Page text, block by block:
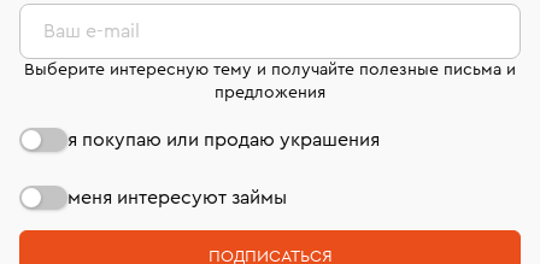
Ваш e-mail
Выберите интересную тему и получайте полезные письма и
предложения
я покупаю или продаю украшения
меня интересуют займы
ПОДПИСАТЬСЯ